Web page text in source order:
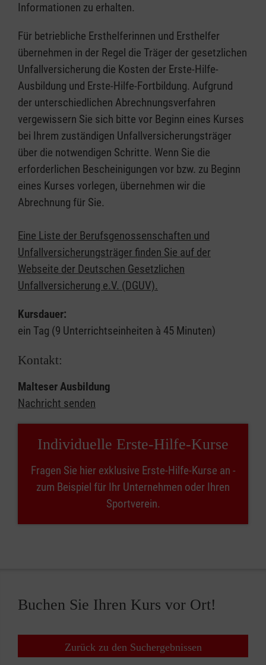
Informationen zu erhalten.
Für betriebliche Ersthelferinnen und Ersthelfer
übernehmen in der Regel die Träger der gesetzlichen
Unfallversicherung die Kosten der Erste-Hilfe-
Ausbildung und Erste-Hilfe-Fortbildung. Aufgrund
der unterschiedlichen Abrechnungsverfahren
vergewissern Sie sich bitte vor Beginn eines Kurses
bei Ihrem zuständigen Unfallversicherungsträger
über die notwendigen Schritte. Wenn Sie die
erforderlichen Bescheinigungen vor bzw. zu Beginn
eines Kurses vorlegen, übernehmen wir die
Abrechnung für Sie.
Eine Liste der Berufsgenossenschaften und
Unfallversicherungsträger finden Sie auf der
Webseite der Deutschen Gesetzlichen
Unfallversicherung e.V. (DGUV).
Kursdauer:
ein Tag (9 Unterrichtseinheiten à 45 Minuten)
Kontakt:
Malteser Ausbildung
Nachricht senden
Individuelle Erste-Hilfe-Kurse
Fragen Sie hier exklusive Erste-Hilfe-Kurse an -
zum Beispiel für Ihr Unternehmen oder Ihren
Sportverein.
Buchen Sie Ihren Kurs vor Ort!
Zurück zu den Suchergebnissen